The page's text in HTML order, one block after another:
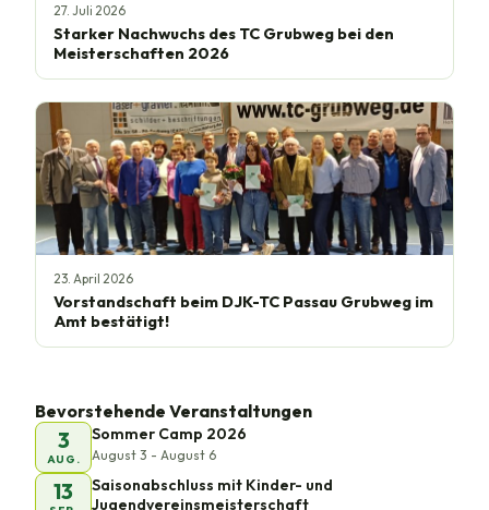
27. Juli 2026
Starker Nachwuchs des TC Grubweg bei den
Meisterschaften 2026
23. April 2026
Vorstandschaft beim DJK-TC Passau Grubweg im
Amt bestätigt!
Bevorstehende Veranstaltungen
3
AUG.
Sommer Camp 2026
August 3 - August 6
13
Saisonabschluss mit Kinder- und
Jugendvereinsmeisterschaft